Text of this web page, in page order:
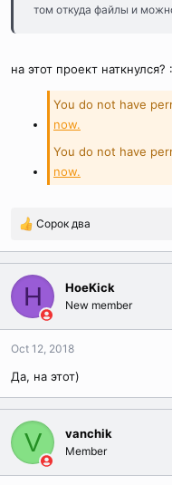
том откуда файлы и
на этот проект наткнулся? :
You do not have
now.
You do not have
now.
R
a
c
i
o
n
:
Сорок два
H HoeKick
New member
Oct 12, 2018
Да, на этот)
V vanchik
Member